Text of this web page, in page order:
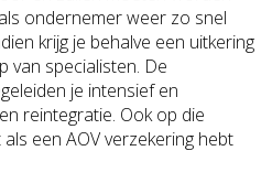
ondernemer weer zo snel
krijg je behalve een uitkering
van specialisten. De
je intensief en
reintegratie. Ook op die
een AOV verzekering hebt